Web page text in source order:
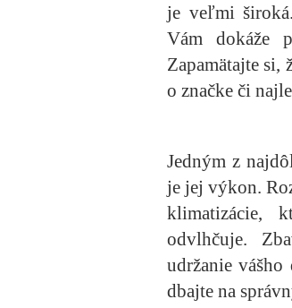
je veľmi
Vám dokáže
Zapamätajte si,
o značke či
Jedným z
je jej výkon.
klimatizácie,
odvlhčuje.
udržanie
dbajte na